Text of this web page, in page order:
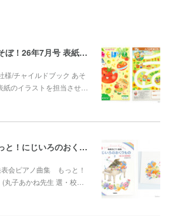
チャイルドブック あそぼ！26年7月号 表紙・裏表紙
様/チャイルドブック あそ
のイラストを担当させ…
発表会ピアノ曲集/もっと！にじいろのおくりもの2
会ピアノ曲集 もっと！
丸子あかね先生 選・校…